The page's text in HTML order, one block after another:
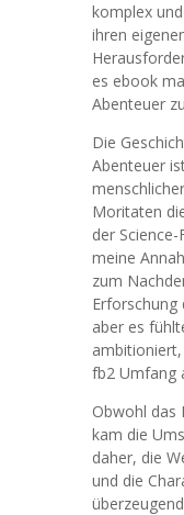
komplex
ihren
es ebook
Abenteuer
Die
Abenteuer
Moritaten
der
meine
zum
Erforschung
aber es
fb2 Umfang
Obwohl das
kam die
daher, die
und die